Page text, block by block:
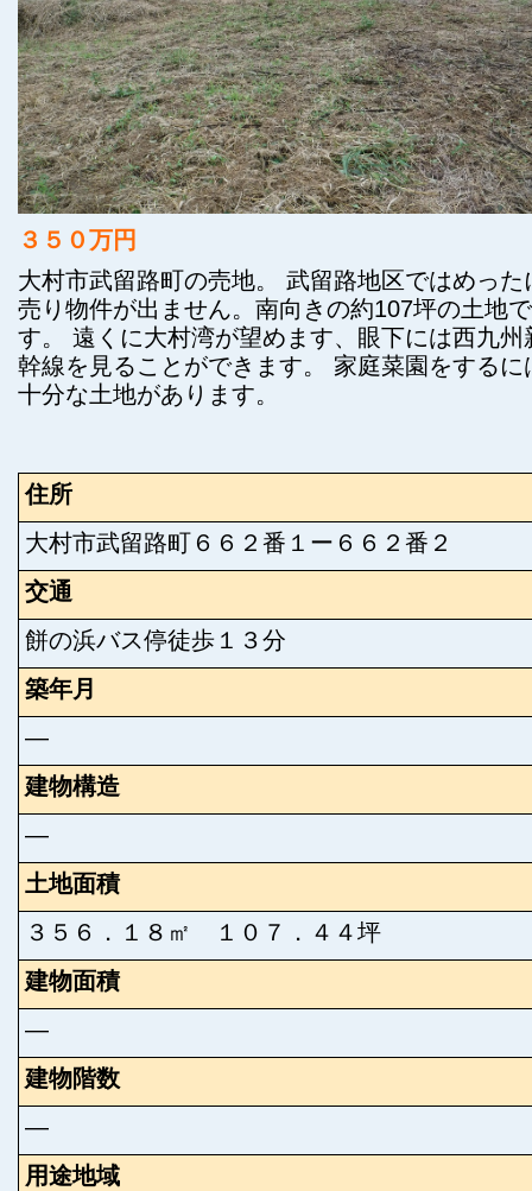
３５０万円
大村市武留路町の売地。 武留路地区ではめった
売り物件が出ません。南向きの約107坪の土地で
す。 遠くに大村湾が望めます、眼下には西九州
幹線を見ることができます。 家庭菜園をするに
十分な土地があります。
住所
大村市武留路町６６２番１ー６６２番２
交通
餅の浜バス停徒歩１３分
築年月
―
建物構造
―
土地面積
３５６．１８㎡ １０７．４４坪
建物面積
―
建物階数
―
用途地域